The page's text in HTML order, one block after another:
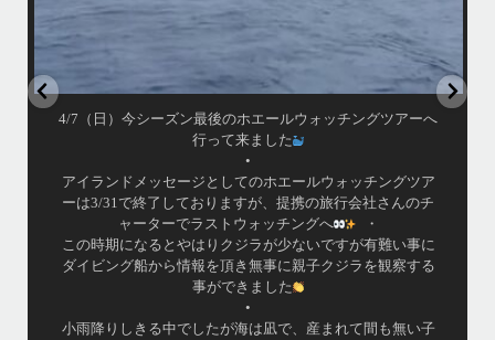
4/7（日）今シーズン最後のホエールウォッチングツアーへ
行って来ました
•
アイランドメッセージとしてのホエールウォッチングツア
ーは3/31で終了しておりますが、提携の旅行会社さんのチ
ャーターでラストウォッチングへ
・
この時期になるとやはりクジラが少ないですが有難い事に
ダイビング船から情報を頂き無事に親子クジラを観察する
事ができました
•
小雨降りしきる中でしたが海は凪で、産まれて間も無い子